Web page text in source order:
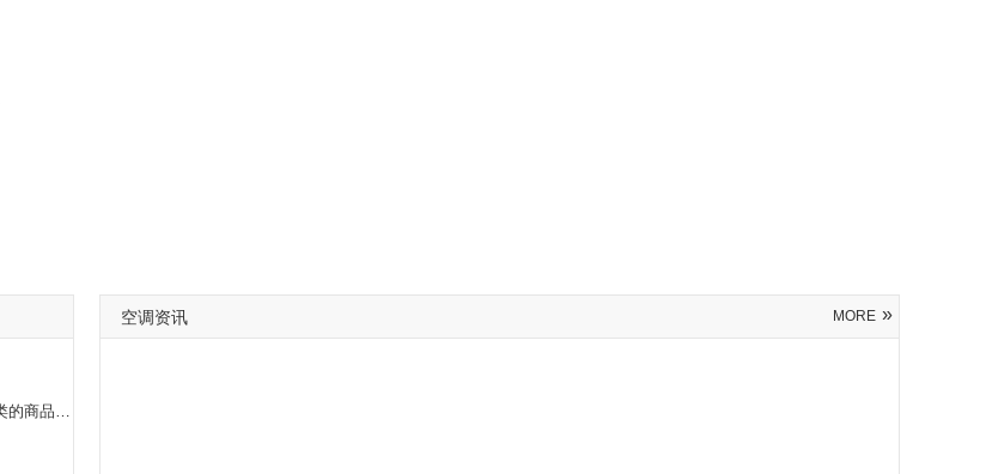
海尔立式空调在许多盆友家里都能看获得的，假如大伙儿要选购这种类的商品得话，都应当要了解一下海尔立式空调种类的分辨方式。海尔立式空调种类的分辨方式也是非常简单的，实际上大家关键看一下海尔立式空调的型号规格，我们可以依据型号规格来开展种类的分辨。
空调资讯 MORE »